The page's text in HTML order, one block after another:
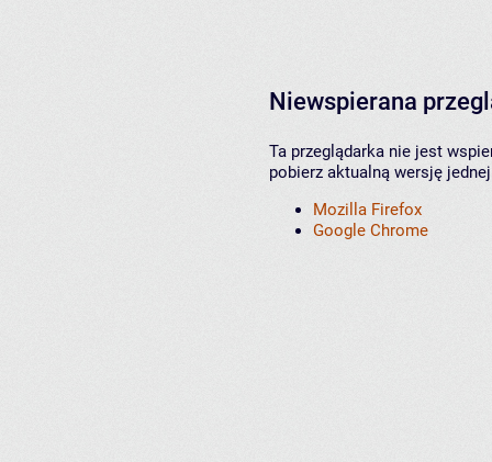
Niewspierana
Ta przeglądarka nie jest
pobierz aktualną wersję
Mozilla Firefox
Google Chrome